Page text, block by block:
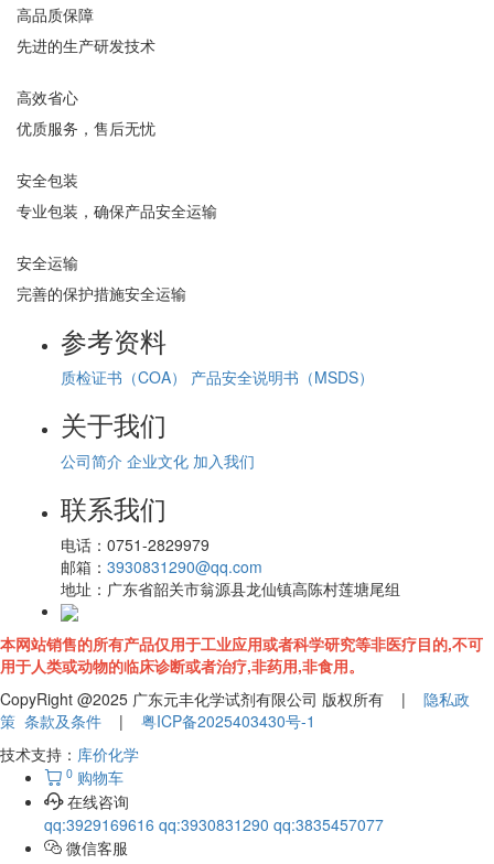
高品质保障
先进的生产研发技术
高效省心
优质服务，售后无忧
安全包装
专业包装，确保产品安全运输
安全运输
完善的保护措施安全运输
参考资料
质检证书（COA） 产品安全说明书（MSDS）
关于我们
公司简介 企业文化 加入我们
联系我们
电话： 0751-2829979
邮箱： 3930831290@qq.com
地址： 广东省韶关市翁源县龙仙镇高陈村莲塘尾组
本网站销售的所有产品仅用于工业应用或者科学研究等非医疗目的,不可
用于人类或动物的临床诊断或者治疗,非药用,非食用。
CopyRight @2025 广东元丰化学试剂有限公司 版权所有 | 隐私政
策 条款及条件 | 粤ICP备2025403430号-1
技术支持： 库价化学
0 购物车
在线咨询
qq:3929169616 qq:3930831290 qq:3835457077
微信客服